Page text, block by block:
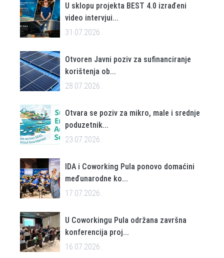
U sklopu projekta BEST 4.0 izrađeni
video intervjui...
31.07.2026..
Otvoren Javni poziv za sufinanciranje
korištenja ob...
28.07.2026..
Otvara se poziv za mikro, male i srednje
poduzetnik...
23.07.2026..
IDA i Coworking Pula ponovo domaćini
međunarodne ko...
17.07.2026..
U Coworkingu Pula održana završna
konferencija proj...
16.07.2026..